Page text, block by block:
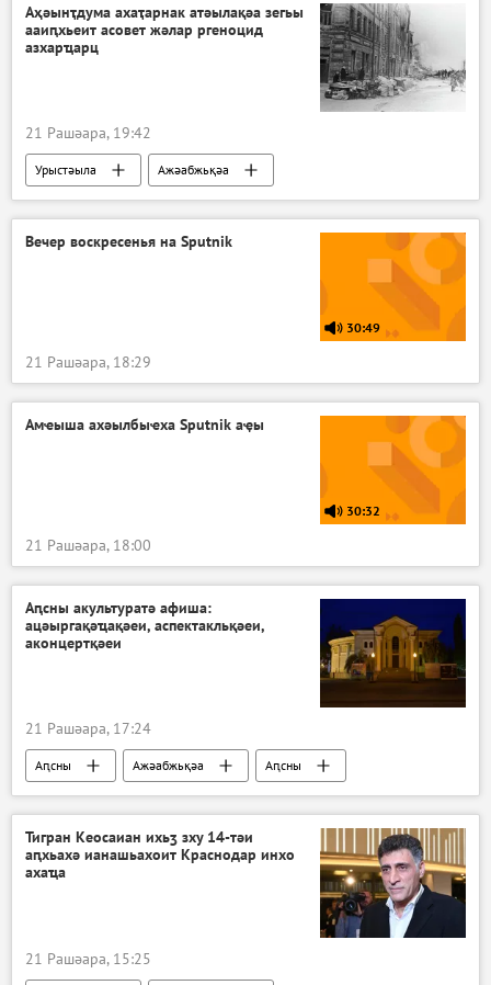
Аҳәынҭдума ахаҭарнак атәылақәа зегьы
ааиԥхьеит асовет жәлар ргеноцид
азхарҵарц
21 Рашәара, 19:42
Урыстәыла Ажәабжьқәа
Вечер воскресенья на Sputnik
30:49
21 Рашәара, 18:29
Амҽыша ахәылбыҽха Sputnik аҿы
30:32
21 Рашәара, 18:00
Аԥсны акультуратә афиша:
ацәыргақәҵақәеи, аспектакльқәеи,
аконцертқәеи
21 Рашәара, 17:24
Аԥсны Ажәабжьқәа
Аԥсны
Акультура
Тигран Кеосаиан ихьӡ зху 14-тәи
аԥхьахә ианашьахоит Краснодар инхо
ахаҵа
21 Рашәара, 15:25